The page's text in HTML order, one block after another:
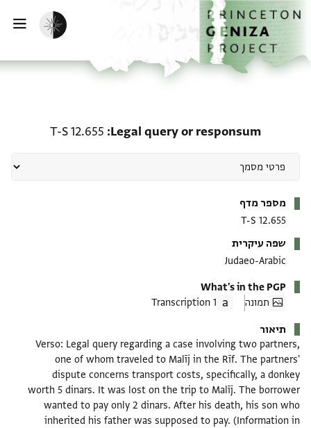
לתוכןהבית
הפעלת מצב כהה
Legal query or responsum
T-S 12.655
מספר מדף
T-S 12.655
שפה עיקרית
Judaeo-Arabic
What's in the PGP
תמונה
1 Transcription
תיאור
Verso: Legal query regarding a case involving two partners,
one of whom traveled to Malīj in the Rīf. The partners'
dispute concerns transport costs, specifically, a donkey
worth 5 dinars. It was lost on the trip to Malīj. The borrower
wanted to pay only 2 dinars. After his death, his son who
inherited his father was supposed to pay. (Information in